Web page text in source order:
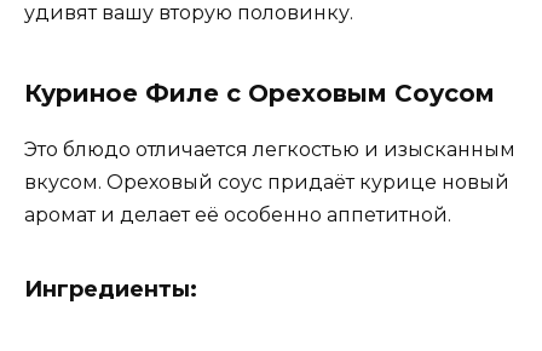
удивят вашу вторую половинку.
Куриное Филе с Ореховым Соусом
Это блюдо отличается легкостью и изысканным
вкусом. Ореховый соус придаёт курице новый
аромат и делает её особенно аппетитной.
Ингредиенты: